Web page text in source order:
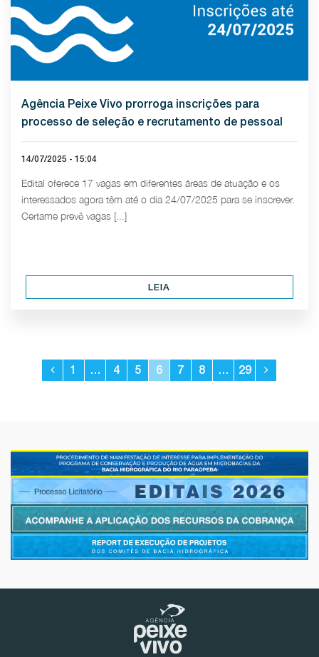
Agência Peixe Vivo prorroga inscrições para
processo de seleção e recrutamento de pessoal
14/07/2025 - 15:04
Edital oferece 17 vagas em diferentes áreas de atuação e os
interessados agora têm até o dia 24/07/2025 para se inscrever.
Certame prevê vagas [...]
LEIA
1 … 4 5 6 7 8 … 29